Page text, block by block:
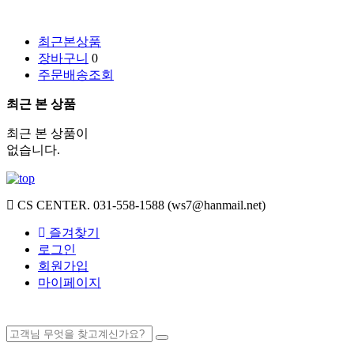
최근본상품
장바구니 0
주문배송조회
최근 본 상품
최근 본 상품이
없습니다.
CS CENTER. 031-558-1588 (ws7@hanmail.net)
즐겨찾기
로그인
회원가입
마이페이지